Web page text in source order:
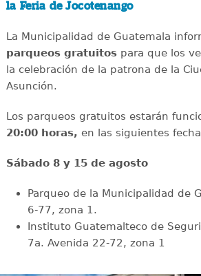
la Feria de Jocotenango
La Municipalidad de Guatemala
parqueos gratuitospara que los
la celebración de la patrona de la
Asunción.
Los parqueos gratuitos estarán
20:00 horas, en las siguientes
Sábado 8 y 15 de agosto
Parqueo de la Municipalidad de
6-77, zona 1.
Instituto Guatemalteco de
7a. Avenida 22-72, zona 1